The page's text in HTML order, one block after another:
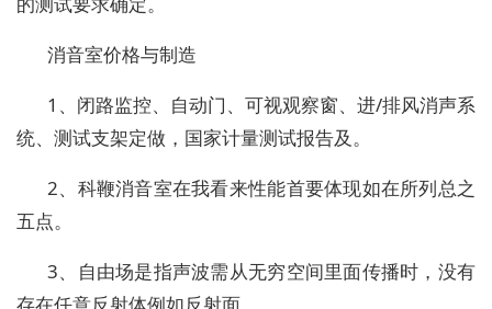
消音室价格与制造
1、闭路监控、自动门、可视观察窗、进/排风消声系
统、测试支架定做，国家计量测试报告及。
2、科鞭消音室在我看来性能首要体现如在所列总之
五点。
3、自由场是指声波需从无穷空间里面传播时，没有